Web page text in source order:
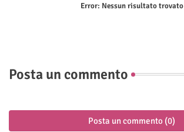
Error: Nessun risultato trovato
Posta un commento
Posta un commento (0)